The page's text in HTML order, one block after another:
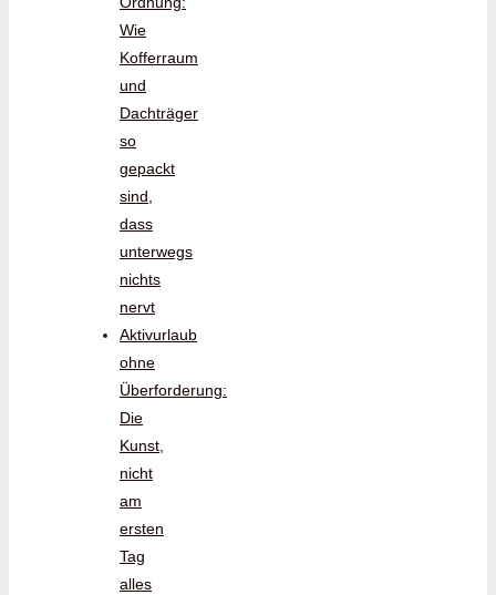
Wie
Kofferraum
und
Dachträger
so
gepackt
sind,
dass
unterwegs
nichts
nervt
Aktivurlaub
ohne
Überforderung:
Die
Kunst,
nicht
am
ersten
Tag
alles